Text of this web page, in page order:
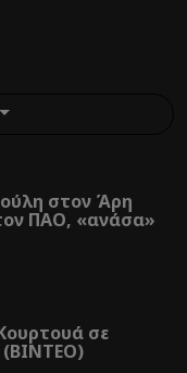
στον Άρη
ΠΑΟ, «ανάσα»
σε